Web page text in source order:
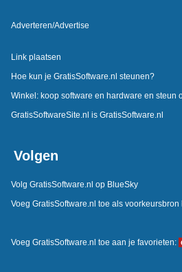
Adverteren/Advertise
Link plaatsen
Hoe kun je GratisSoftware.nl steunen?
Winkel: koop software en hardware en steun
GratisSoftwareSite.nl is GratisSoftware.nl
Volgen
Volg GratisSoftware.nl op BlueSky
Voeg GratisSoftware.nl toe als voorkeursbron
Voeg GratisSoftware.nl toe aan je favorieten: